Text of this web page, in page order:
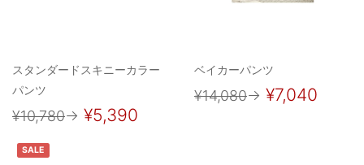
スタンダードスキニーカラー
パンツ
¥10,780→ ¥5,390
ベイカーパンツ
¥14,080→ ¥7,040
SALE